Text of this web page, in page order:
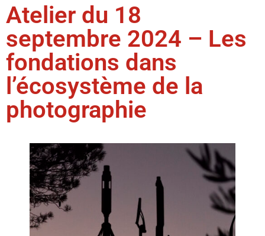
Atelier du 18
septembre 2024 – Les
fondations dans
l’écosystème de la
photographie